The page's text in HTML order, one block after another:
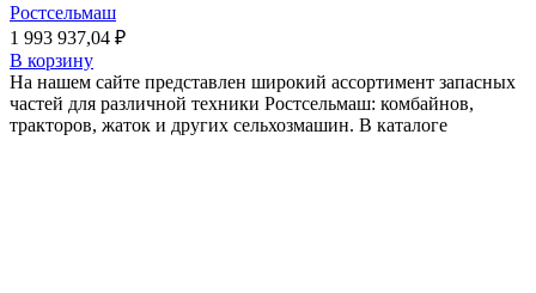
Ростсельмаш
1 993 937,04 ₽
В корзину
На нашем сайте представлен широкий ассортимент запасных
частей для различной техники Ростсельмаш: комбайнов,
тракторов, жаток и других сельхозмашин. В каталоге